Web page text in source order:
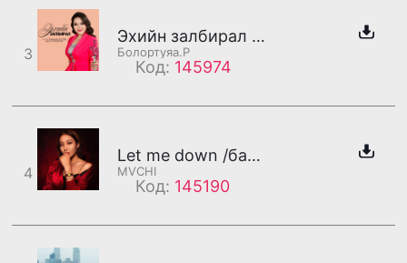
3
Эхийн залбирал /дахилт/
Болортуяа.Р
Код: 145974
4
Let me down /бадаг/
MVCHI
Код: 145190